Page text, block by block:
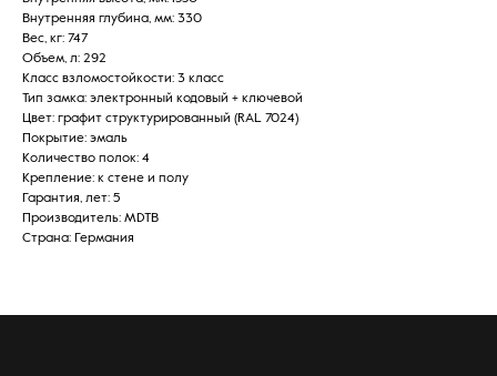
Внутренняя глубина, мм: 330
Вес, кг: 747
Объем, л: 292
Класс взломостойкости: 3 класс
Тип замка: электронный кодовый + ключевой
Цвет: графит структурированный (RAL 7024)
Покрытие: эмаль
Количество полок: 4
Крепление: к стене и полу
Гарантия, лет: 5
Производитель: MDTB
Страна: Германия